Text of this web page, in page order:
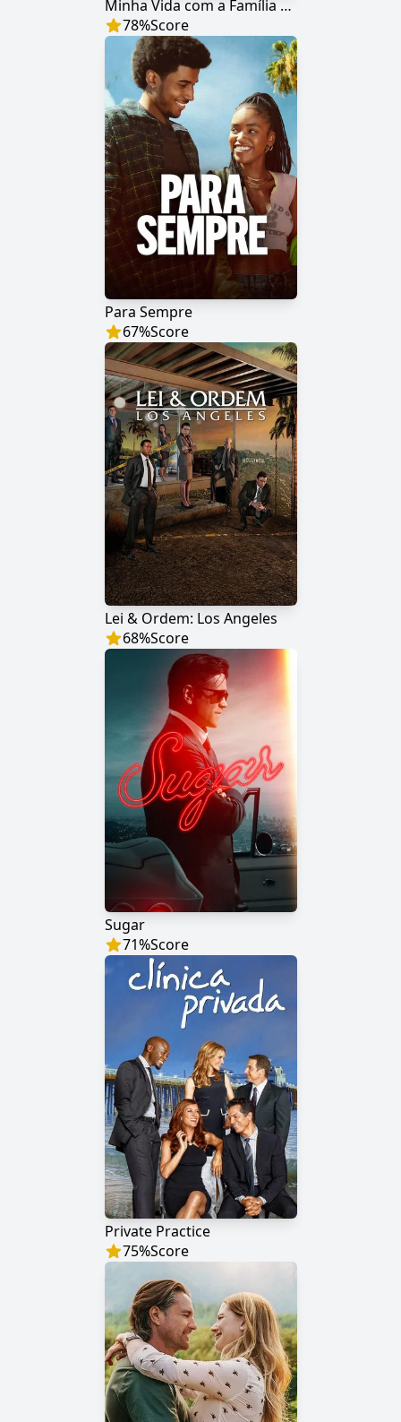
Minha Vida com a Família Walter
78%Score
Para Sempre
67%Score
Lei & Ordem: Los Angeles
68%Score
Sugar
71%Score
Private Practice
75%Score